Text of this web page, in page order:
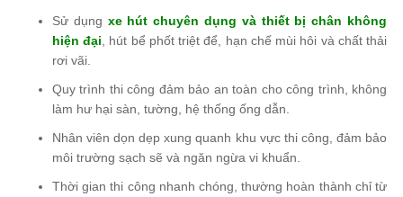
Sử dụng xe hút chuyên dụng và thiết bị chân không
hiện đại , hút bể phốt triệt để, hạn chế mùi hôi và chất thải
rơi vãi.
Quy trình thi công đảm bảo an toàn cho công trình, không
làm hư hại sàn, tường, hệ thống ống dẫn.
Nhân viên dọn dẹp xung quanh khu vực thi công, đảm bảo
môi trường sạch sẽ và ngăn ngừa vi khuẩn.
Thời gian thi công nhanh chóng, thường hoàn thành chỉ từ